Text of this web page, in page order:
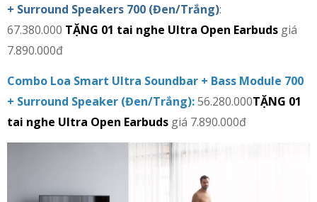
+ Surround Speakers 700 (Đen/Trắng):
67.380.000 TẶNG 01 tai nghe Ultra Open Earbuds giá
7.890.000đ
Combo Loa Smart Ultra Soundbar + Bass Module 700
+ Surround Speaker (Đen/Trắng):56.280.000TẶNG 01
tai nghe Ultra Open Earbuds giá 7.890.000đ